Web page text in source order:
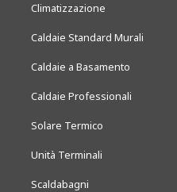
Climatizzazione
Caldaie Standard Murali
Caldaie a Basamento
Caldaie Professionali
Solare Termico
Unità Terminali
Scaldabagni